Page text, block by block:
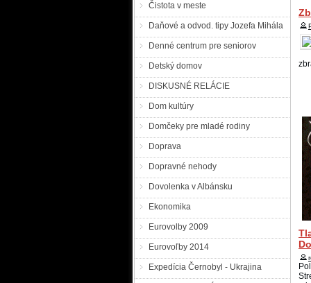
Čistota v meste
Daňové a odvod. tipy Jozefa Mihála
Denné centrum pre seniorov
Detský domov
DISKUSNÉ RELÁCIE
Dom kultúry
Domčeky pre mladé rodiny
Doprava
Dopravné nehody
Dovolenka v Albánsku
Ekonomika
Eurovolby 2009
Eurovoľby 2014
Expedícia Černobyl - Ukrajina
z